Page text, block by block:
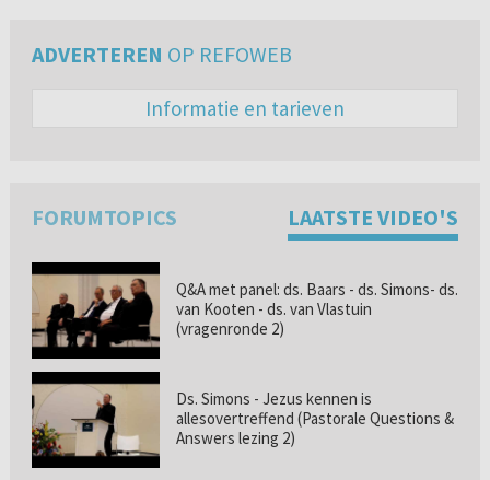
ADVERTEREN OP REFOWEB
Informatie en tarieven
FORUMTOPICS LAATSTE VIDEO'S
Q&A met panel: ds. Baars - ds. Simons- ds.
van Kooten - ds. van Vlastuin
(vragenronde 2)
Ds. Simons - Jezus kennen is
allesovertreffend (Pastorale Questions &
Answers lezing 2)